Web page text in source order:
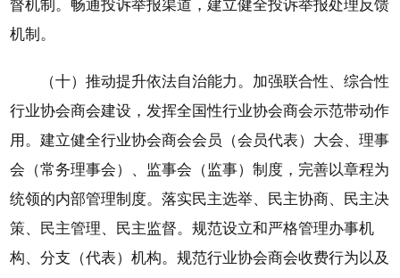
督机制。畅通投诉举报渠道，建立健全投诉举报处理反馈
机制。
（十）推动提升依法自治能力。加强联合性、综合性
行业协会商会建设，发挥全国性行业协会商会示范带动作
用。建立健全行业协会商会会员（会员代表）大会、理事
会（常务理事会）、监事会（监事）制度，完善以章程为
统领的内部管理制度。落实民主选举、民主协商、民主决
策、民主管理、民主监督。规范设立和严格管理办事机
构、分支（代表）机构。规范行业协会商会收费行为以及